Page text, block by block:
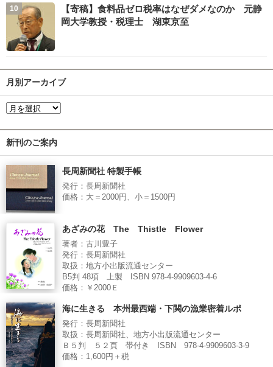
【寄稿】食料品ゼロ税率はなぜダメなのか 元静
岡大学教授・税理士 湖東京至
月別アーカイブ
新刊のご案内
長周新聞社 特製手帳
発行：長周新聞社
価格：大＝2000円、小＝1500円
あざみの花 The Thistle Flower
著者：古川豊子
発行：長周新聞社
取扱：地方小出版流通センター
B5判 48項 上製 ISBN 978-4-9909603-4-6
価格：￥2000Ｅ
海に生きる 本州最西端・下関の漁業密着ルポ
発行：長周新聞社
取扱：長周新聞社、地方小出版流通センター
Ｂ５判 ５２頁 帯付き ISBN 978-4-9909603-3-9
価格：1,600円＋税